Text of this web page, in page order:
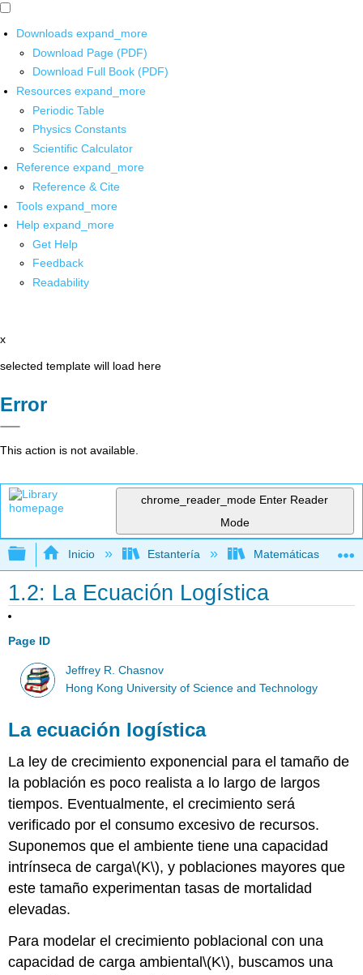
Downloads expand_more
Download Page (PDF)
Download Full Book (PDF)
Resources expand_more
Periodic Table
Physics Constants
Scientific Calculator
Reference expand_more
Reference & Cite
Tools expand_more
Help expand_more
Get Help
Feedback
Readability
x
selected template will load here
Error
This action is not available.
chrome_reader_mode Enter Reader
Mode
Expandir/contraer jerarquía global
Inicio Estantería Matemáticas
1.2: La Ecuación Logística
Page ID
Jeffrey R. Chasnov
Hong Kong University of Science and Technology
La ecuación logística
La ley de crecimiento exponencial para el tamaño de
la población es poco realista a lo largo de largos
tiempos. Eventualmente, el crecimiento será
verificado por el consumo excesivo de recursos.
Suponemos que el ambiente tiene una capacidad
intrínseca de carga\(K\), y poblaciones mayores que
este tamaño experimentan tasas de mortalidad
elevadas.
Para modelar el crecimiento poblacional con una
capacidad de carga ambiental\(K\), buscamos una